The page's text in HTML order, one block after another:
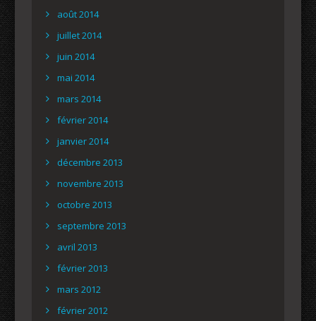
août 2014
juillet 2014
juin 2014
mai 2014
mars 2014
février 2014
janvier 2014
décembre 2013
novembre 2013
octobre 2013
septembre 2013
avril 2013
février 2013
mars 2012
février 2012